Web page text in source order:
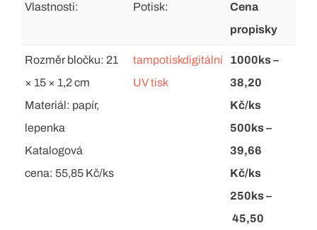
Vlastnosti: Potisk:
Cena
propisky
Rozměr bločku: 21
× 15 × 1,2 cm
Materiál: papír,
lepenka
Katalogová
cena: 55,85 Kč/ks
tampotiskdigitální
UV tisk
1000ks –
38,20
Kč/ks
500ks –
39,66
Kč/ks
250ks –
45,50